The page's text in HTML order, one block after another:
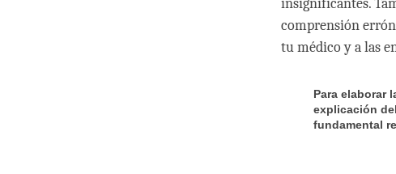
insignificantes.
comprensión
tu médico y a las
Para elaborar
explicación
fundamental